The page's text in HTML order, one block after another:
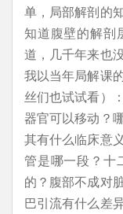
单，局部解剖的
知道腹壁的解剖
道，几千年来也
我以当年局解课
丝们也试试看）
器官可以移动？
其有什么临床意
管是哪一段？十
的？腹部不成对
巴引流有什么差